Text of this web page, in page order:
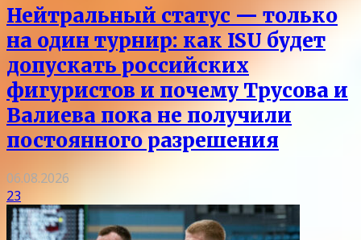
Нейтральный статус — только
на один турнир: как ISU будет
допускать российских
фигуристов и почему Трусова и
Валиева пока не получили
постоянного разрешения
06.08.2026
23